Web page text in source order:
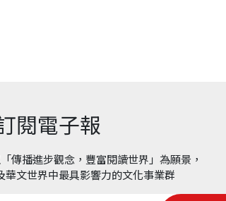
閱電子報
傳播進步觀念，豐富閱讀世界」為願景，
華文世界中最具影響力的文化事業群